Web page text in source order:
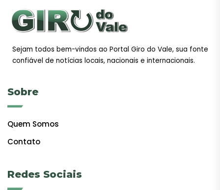
Sejam todos bem-vindos ao Portal Giro do Vale, sua fonte
confiável de notícias locais, nacionais e internacionais.
Sobre
Quem Somos
Contato
Redes Sociais